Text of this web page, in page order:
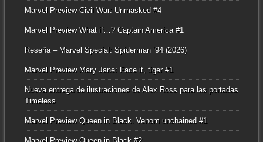
Marvel Preview Civil War: Unmasked #4
Marvel Preview What if…? Captain America #1
Reseña – Marvel Special: Spiderman ’94 (2026)
Marvel Preview Mary Jane: Face it, tiger #1
Nueva entrega de ilustraciones de Alex Ross para las portadas
Timeless
Marvel Preview Queen in Black. Venom unchained #1